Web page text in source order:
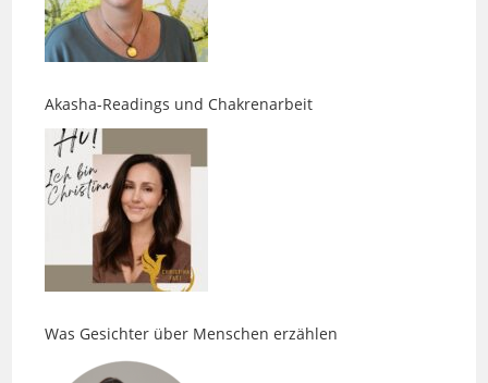
Akasha-Readings und Chakrenarbeit
Was Gesichter über Menschen erzählen